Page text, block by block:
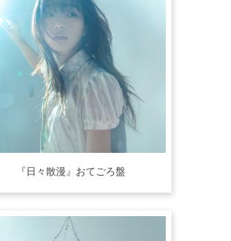
『日々散漫』おてごろ盤